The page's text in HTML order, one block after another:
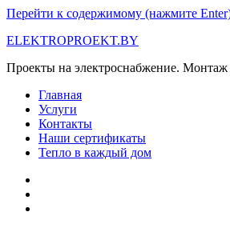
Перейти к содержимому (нажмите
ELEKTROPROEKT.BY
Проекты на электроснабжение.
Главная
Услуги
Контакты
Наши сертификаты
Тепло в каждый дом